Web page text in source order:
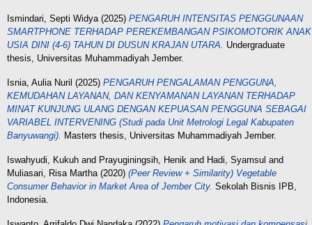
Ismindari, Septi Widya(2025) PENGARUH INTENSITAS PENGGUNAAN
SMARTPHONE TERHADAP PEREKEMBANGAN PSIKOMOTORIK ANAK
USIA DINI (4-6) TAHUN DI DUSUN KRAJAN UTARA. Undergraduate
thesis, Universitas Muhammadiyah Jember.
Isnia, Aulia Nuril (2025) PENGARUH PENGALAMAN PENGGUNA,
KEMUDAHAN LAYANAN, DAN KENYAMANAN LAYANAN TERHADAP
MINAT KUNJUNG ULANG DENGAN KEPUASAN PENGGUNA SEBAGAI
VARIABEL INTERVENING (Studi pada Unit Metrologi Legal Kabupaten
Banyuwangi). Masters thesis, Universitas Muhammadiyah Jember.
Iswahyudi, Kukuh and Prayuginingsih, Henik and Hadi, Syamsul and
Muliasari, Risa Martha(2020) (Peer Review + Similarity) Vegetable
Consumer Behavior in Market Area of Jember City. Sekolah Bisnis IPB,
Indonesia.